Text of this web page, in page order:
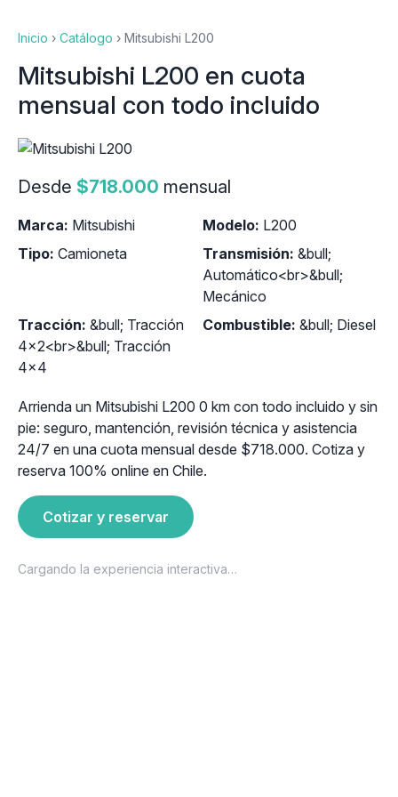
Inicio › Catálogo › Mitsubishi L200
Mitsubishi L200 en cuota
mensual con todo incluido
Desde $718.000 mensual
Marca: Mitsubishi Modelo: L200
Tipo: Camioneta Transmisión: &bull;
Automático<br>&bull;
Mecánico
Tracción: &bull; Tracción
4x2<br>&bull; Tracción
4x4
Combustible: &bull; Diesel
Arrienda un Mitsubishi L200 0 km con todo incluido y sin
pie: seguro, mantención, revisión técnica y asistencia
24/7 en una cuota mensual desde $718.000. Cotiza y
reserva 100% online en Chile.
Cotizar y reservar
Cargando la experiencia interactiva…